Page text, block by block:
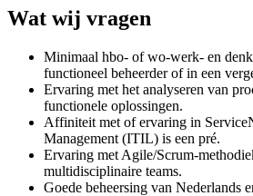
Wat wij vragen
Minimaal hbo- of wo-werk- en
functioneel beheerder of in een
Ervaring met het analyseren van
functionele oplossingen.
Affiniteit met of ervaring in
Management (ITIL) is een pré.
Ervaring met Agile/Scrum-
multidisciplinaire teams.
Goede beheersing van Nederlands